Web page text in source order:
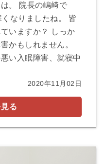
。 院長の嶋﨑で
なりましたね。 皆
いますか？ しっか
かもしれません。
い入眠障害、就寝中
2020年11月02日
る